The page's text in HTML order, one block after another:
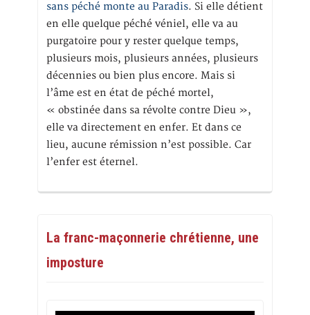
sans péché monte au Paradis. Si elle détient
en elle quelque péché véniel, elle va au
purgatoire pour y rester quelque temps,
plusieurs mois, plusieurs années, plusieurs
décennies ou bien plus encore. Mais si
l’âme est en état de péché mortel,
« obstinée dans sa révolte contre Dieu »,
elle va directement en enfer. Et dans ce
lieu, aucune rémission n’est possible. Car
l’enfer est éternel.
La franc-maçonnerie chrétienne, une
imposture